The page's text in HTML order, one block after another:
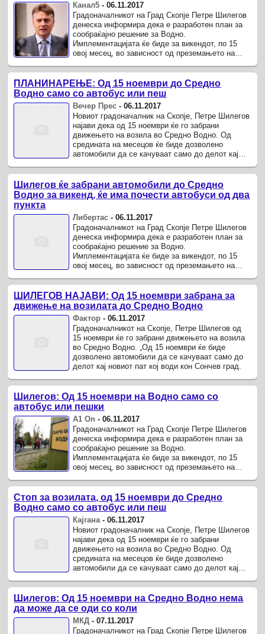
Канал5 -06.11.2017
Градоначалникот на Град Скопје Петре Шилегов
денеска информира дека е разработен план за
сообраќајно решение за Водно.
Имплементацијата ќе биде за викендот, по 15
овој месец, во зависност од преземањето на
ПЛАНИНАРЕЊЕ: Од 15 ноември до Средно
Водно само со автобус или пеш
Вечер Прес -06.11.2017
Новиот градоначалник на Скопје, Петре Шилегов
најави дека од 15 ноември ќе го забрани
движењето на возила во Средно Водно. Од
средината на месецов ќе биде дозволено
автомобили да се качуваат само до делот кај
Шилегов ќе забрани автомобили до Средно
Водно за викенд, ќе има почести автобуси од два
пункта
Либертас -06.11.2017
Градоначалникот на Град Скопје Петре Шилегов
денеска информира дека е разработен план за
сообраќајно решение за Водно.
Имплементацијата ќе биде за викендот, по 15
овој месец, во зависност од преземањето на
ШИЛЕГОВ НАЈАВИ: Oд 15 ноември забрана за
движење на возилата до Средно Водно
Фактор -06.11.2017
Градоначалникот на Скопје, Петре Шилегов од
15 ноември ќе го забрани движењето на возила
во Средно Водно. „Од 15 ноември ќе биде
дозволено автомобили да се качуваат само до
делот кај новиот пат кој води кон Сончев град.
Шилегов: Од 15 ноември на Водно само со
автобус или пешки
А1 On -06.11.2017
Градоначалникот на Град Скопје Петре Шилегов
денеска информира дека е разработен план за
сообраќајно решение за Водно.
Имплементацијата ќе биде за викендот, по 15
овој месец, во зависност од преземањето на
Стоп за возилата, од 15 ноември до Средно
Водно само со автобус или пеш
Кајгана-06.11.2017
Новиот градоначалник на Скопје, Петре Шилегов
најави дека од 15 ноември ќе го забрани
движењето на возила во Средно Водно. Од
средината на месецов ќе биде дозволено
автомобили да се качуваат само до делот кај
Шилегов: Од 15 ноември на Средно Водно нема
да може да се оди со коли
МКД -07.11.2017
Градоначалникот на Град Скопје Петре Шилегов